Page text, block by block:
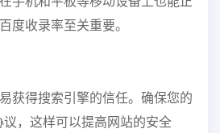
度收录率至关重要。
获得搜索引擎的信任。确保您的
，这样可以提高网站的安全